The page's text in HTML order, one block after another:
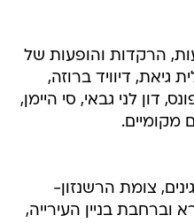
הרקדות והופעות של
גיאת, דיוויד ברוזה,
דון לני גבאי, סי היימן,
מקומיים.
צומת הרשנזון-
בניין העירייה,